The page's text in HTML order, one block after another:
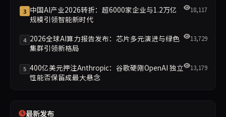
3 中国AI产业2026转折：超6000家企业与1.2万亿
规模引领智能新时代
18,117
4 2026全球AI算力报告发布：芯片多元演进与绿色
集群引领新格局
13,729
5 400亿美元押注Anthropic：谷歌硬刚OpenAI 独立
性能否保留成最大悬念
13,179
最新发布